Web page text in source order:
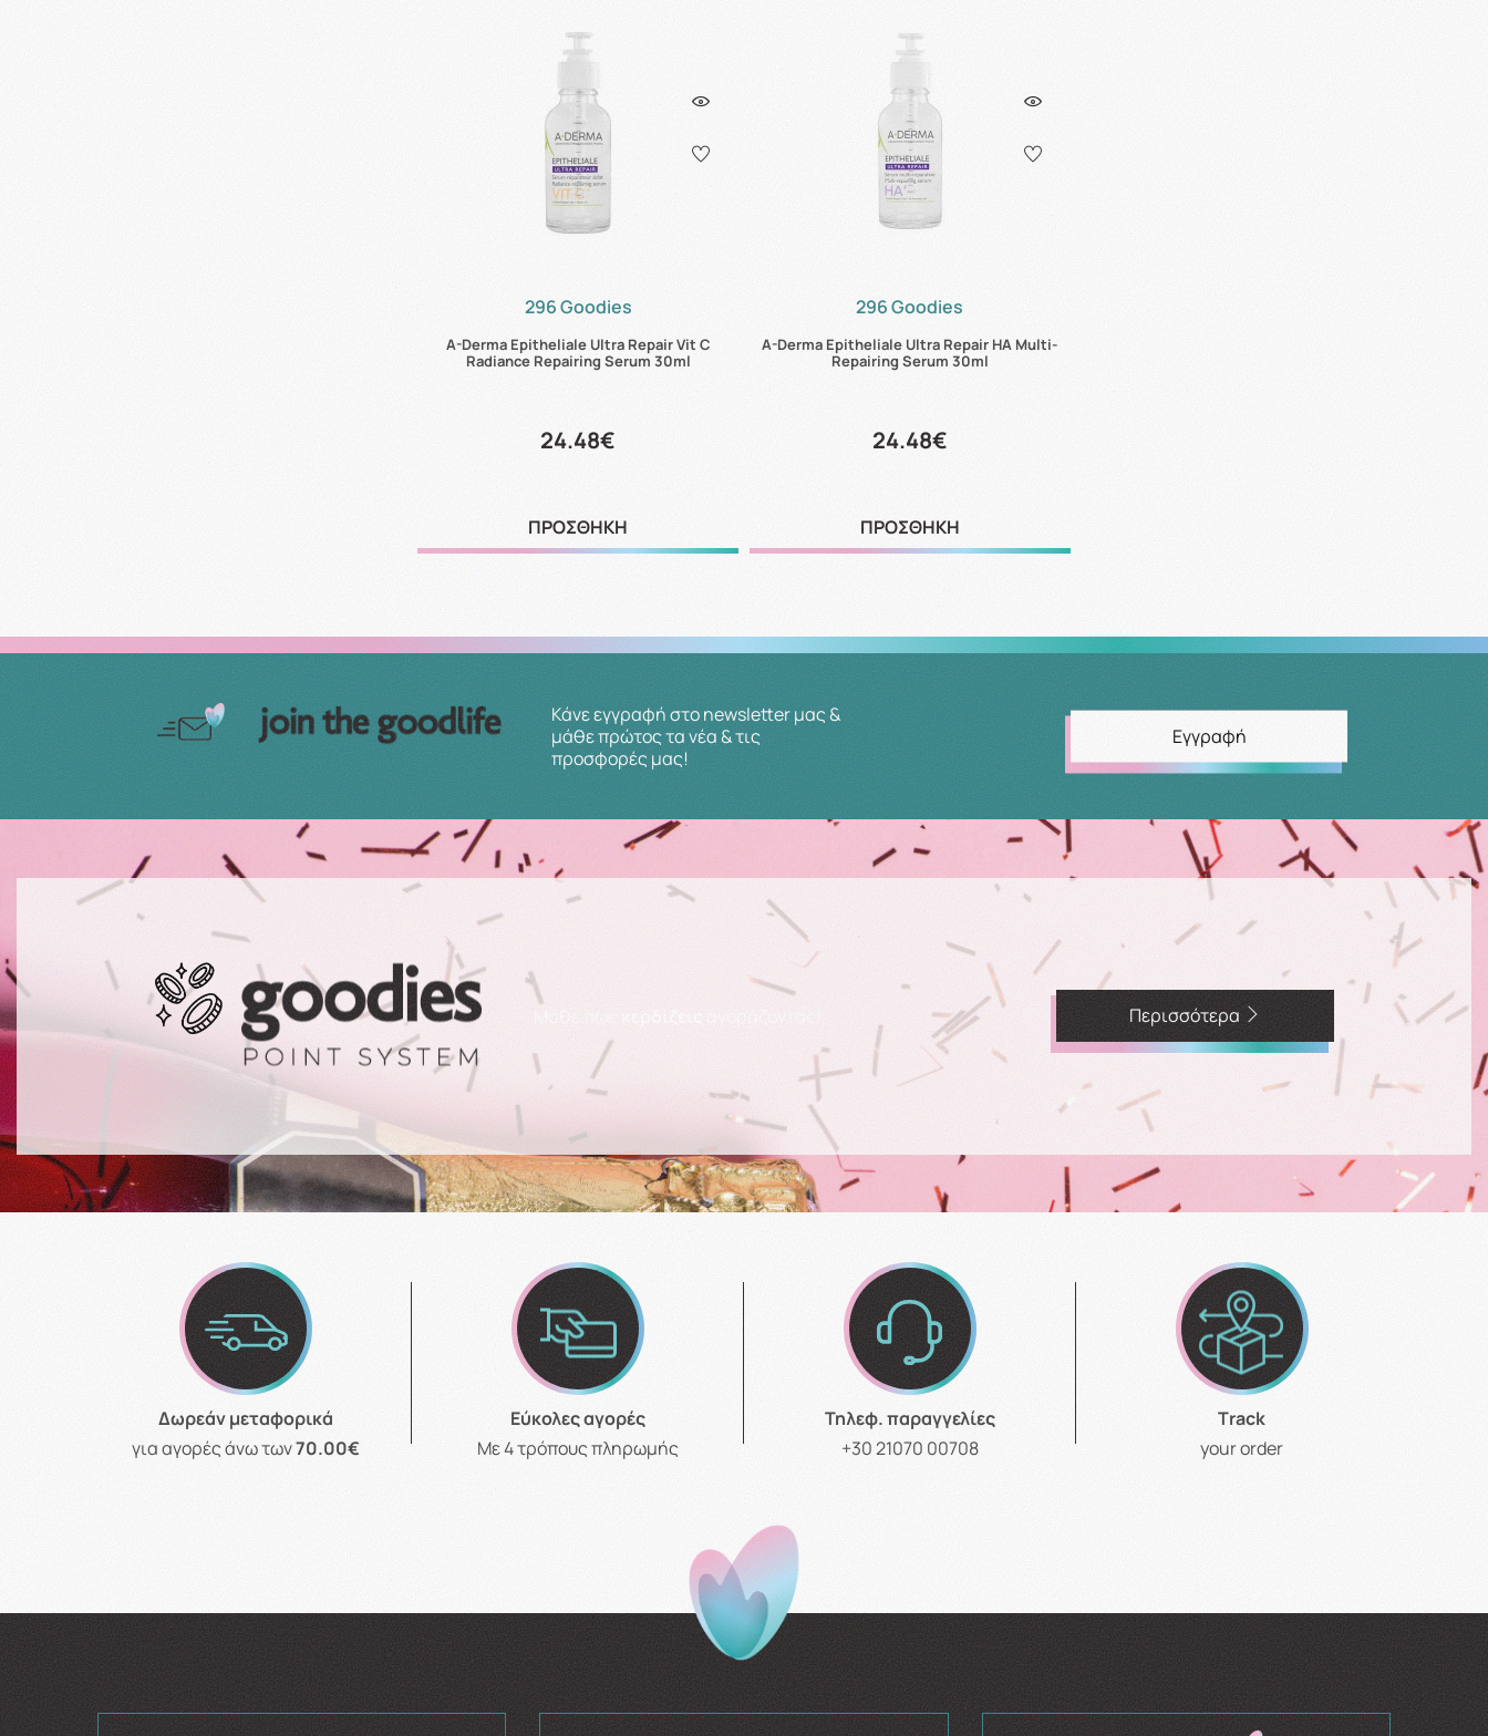
296 Goodies
A-Derma Epitheliale Ultra Repair Vit C
Radiance Repairing Serum 30ml
24.48€
ΠΡΟΣΘΗΚΗ
296 Goodies
A-Derma Epitheliale Ultra Repair HA Multi-
Repairing Serum 30ml
24.48€
ΠΡΟΣΘΗΚΗ
Κάνε εγγραφή στο newsletter μας &
μάθε πρώτος τα νέα & τις
προσφορές μας!
Εγγραφή
Μάθε πως κερδίζεις Περισσότερα
Δωρεάν μεταφορικά
για αγορές άνω των70.00€
Εύκολες αγορές
Με 4 τρόπους πληρωμής
Τηλεφ. παραγγελίες
+30 21070 00708
Τrack
your order